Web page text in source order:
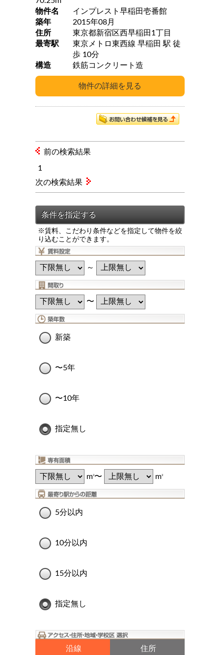
※賃料、こだわり条件などを指定して物件を絞
り込むことができます。
～
〜
新築
〜5年
〜10年
指定無し
m2〜 m2
5分以内
10分以内
15分以内
指定無し
沿線 住所
物件名
インプレスト早稲田壱番館
築年
2015年08月
住所
東京都新宿区西早稲田1丁目
最寄駅
東京メトロ東西線 早稲田 駅 徒
歩 10分
構造
鉄筋コンクリート造
前の検索結果
1